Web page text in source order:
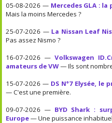
05-08-2026 — Mercedes GLA :
Mais la moins Mercedes ?
25-07-2026 — La Nissan Leaf
Pas assez Nismo ?
16-07-2026 —Volkswagen
amateurs de VW— Ils sont
15-07-2026 — DS N°7 Elysée,
— C'est une première.
09-07-2026 — BYD Shark :
Europe— Une puissance